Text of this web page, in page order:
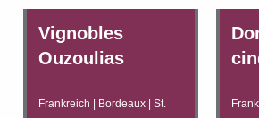
Vignobles
Ouzoulias
Frankreich | Bordeaux | St.